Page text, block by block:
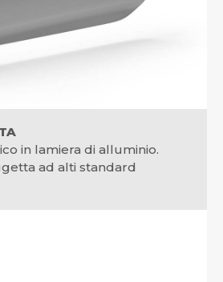
in lamiera di alluminio.
ad alti standard